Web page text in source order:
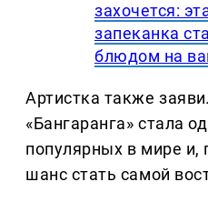
захочется:
запеканка
блюдом на
Артистка также
«Бангаранга» стала
популярных в мире
шанс стать самой